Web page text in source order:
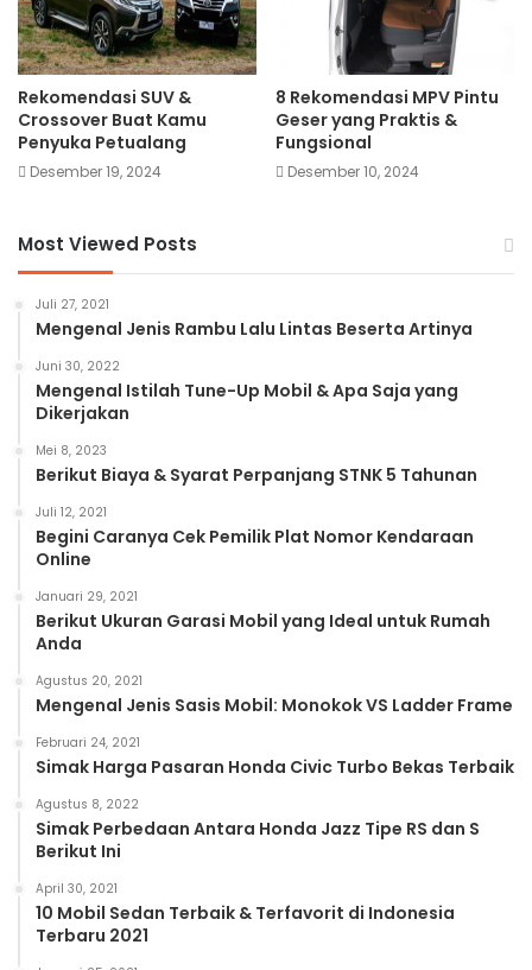
Rekomendasi SUV &
Crossover Buat Kamu
Penyuka Petualang
Desember 19, 2024
8 Rekomendasi MPV Pintu
Geser yang Praktis &
Fungsional
Desember 10, 2024
Most Viewed Posts
Juli 27, 2021
Mengenal Jenis Rambu Lalu Lintas Beserta Artinya
Juni 30, 2022
Mengenal Istilah Tune-Up Mobil & Apa Saja yang
Dikerjakan
Mei 8, 2023
Berikut Biaya & Syarat Perpanjang STNK 5 Tahunan
Juli 12, 2021
Begini Caranya Cek Pemilik Plat Nomor Kendaraan
Online
Januari 29, 2021
Berikut Ukuran Garasi Mobil yang Ideal untuk Rumah
Anda
Agustus 20, 2021
Mengenal Jenis Sasis Mobil: Monokok VS Ladder Frame
Februari 24, 2021
Simak Harga Pasaran Honda Civic Turbo Bekas Terbaik
Agustus 8, 2022
Simak Perbedaan Antara Honda Jazz Tipe RS dan S
Berikut Ini
April 30, 2021
10 Mobil Sedan Terbaik & Terfavorit di Indonesia
Terbaru 2021